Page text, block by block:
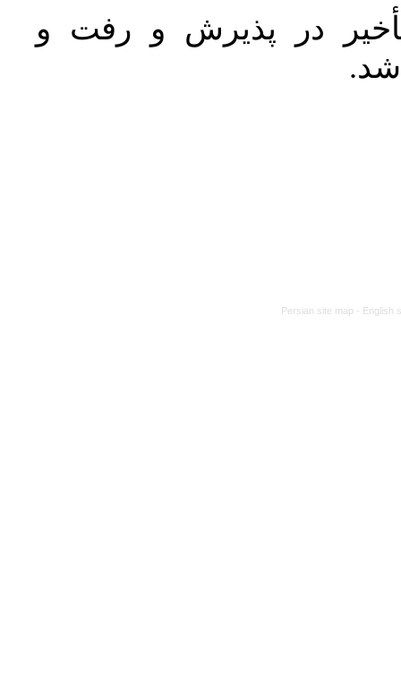
در پذیرش و رفت و
شد.
Persian site map - English